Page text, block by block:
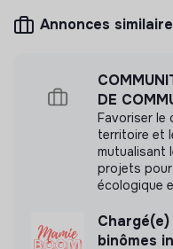
Mesure
Halte à
encore transmis de
Labels et
Annonces
DE
Favoriser le
territoire et
mutualisant
projets pour
écologique
binômes